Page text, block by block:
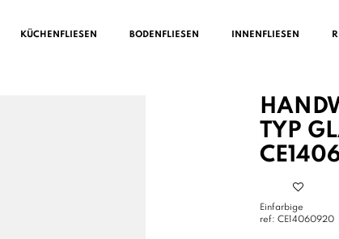
KÜCHENFLIESEN BODENFLIESEN INNENFLIESEN
TYP
Einfarbige
ref: CE14060920